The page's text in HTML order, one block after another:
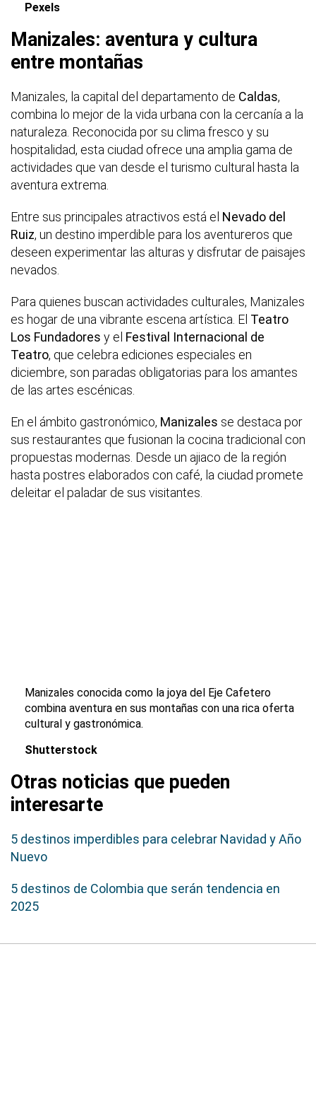
Pexels
Manizales: aventura y cultura
entre montañas
Manizales, la capital del departamento de Caldas,
combina lo mejor de la vida urbana con la cercanía a la
naturaleza. Reconocida por su clima fresco y su
hospitalidad, esta ciudad ofrece una amplia gama de
actividades que van desde el turismo cultural hasta la
aventura extrema.
Entre sus principales atractivos está el Nevado del
Ruiz, un destino imperdible para los aventureros que
deseen experimentar las alturas y disfrutar de paisajes
nevados.
Para quienes buscan actividades culturales, Manizales
es hogar de una vibrante escena artística. El Teatro
Los Fundadores y el Festival Internacional de
Teatro, que celebra ediciones especiales en
diciembre, son paradas obligatorias para los amantes
de las artes escénicas.
En el ámbito gastronómico, Manizales se destaca por
sus restaurantes que fusionan la cocina tradicional con
propuestas modernas. Desde un ajiaco de la región
hasta postres elaborados con café, la ciudad promete
deleitar el paladar de sus visitantes.
Manizales conocida como la joya del Eje Cafetero
combina aventura en sus montañas con una rica oferta
cultural y gastronómica.
Shutterstock
Otras noticias que pueden
interesarte
5 destinos imperdibles para celebrar Navidad y Año
Nuevo
5 destinos de Colombia que serán tendencia en
2025